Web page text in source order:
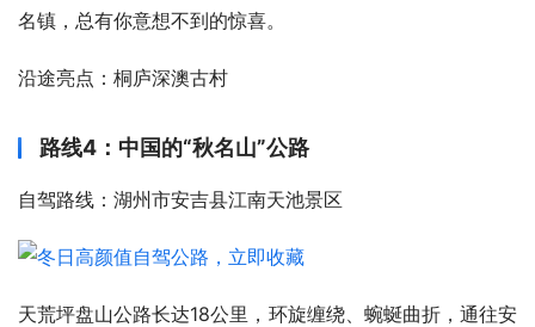
名镇，总有你意想不到的惊喜。
沿途亮点：桐庐深澳古村
路线4：中国的“秋名山”公路
自驾路线：湖州市安吉县江南天池景区
天荒坪盘山公路长达18公里，环旋缠绕、蜿蜒曲折，通往安